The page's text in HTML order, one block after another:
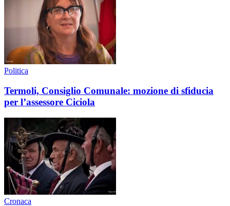
Politica
Termoli, Consiglio Comunale: mozione di sfiducia
per l’assessore Ciciola
Cronaca